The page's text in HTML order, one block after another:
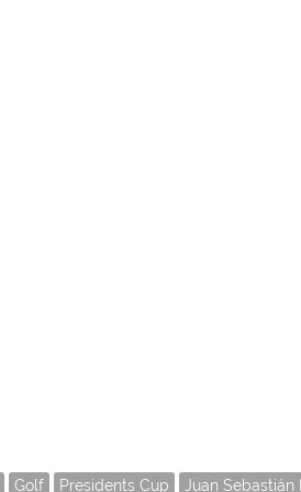
Golf Presidents Cup Juan Sebastián